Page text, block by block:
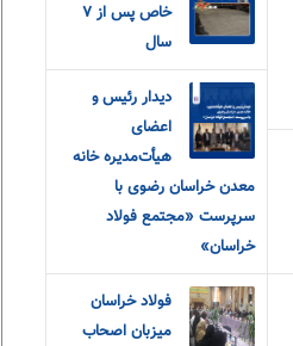
خاص پس از ۷
سال
دیدار رئیس و
اعضای
هیأت‌مدیره خانه
معدن خراسان رضوی با
سرپرست «مجتمع فولاد
خراسان»
فولاد خراسان
میزبان اصحاب